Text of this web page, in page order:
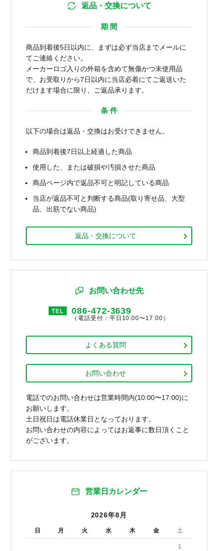
返品・交換について
期 間
商品到着後5日以内に、まずは必ず当店までメールに
てご連絡ください。
メーカーロゴ入りの外箱を含めて無傷かつ未使用品
で、お受取りから7日以内に当店必着にてご返送いた
だけます場合に限り、ご返品承ります。
条 件
以下の場合は返品・交換はお受けできません。
商品到着後7日以上経過した商品
使用した、または破損や汚損させた商品
商品ページ内で返品不可と明記している商品
当店が返品不可と判断する商品(取り寄せ品、大型
品、出筋でない商品)
返品・交換について
お問い合わせ先
TEL 086-472-3639
（電話受付：平日10:00〜17:00）
よくある質問
お問い合わせ
電話でのお問い合わせは営業時間内(10:00〜17:00)に
お願いします。
土日祝日は電話休業日となっております。
お問い合わせの内容によってはお返事に数日頂くこと
がございます。
営業日カレンダー
2026年8月
日 月 火 水 木 金 土
1